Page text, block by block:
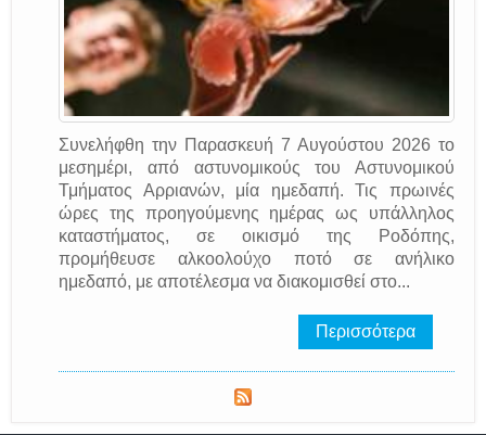
Συνελήφθη την Παρασκευή 7 Αυγούστου 2026 το
μεσημέρι, από αστυνομικούς του Αστυνομικού
Τμήματος Αρριανών, μία ημεδαπή. Τις πρωινές
ώρες της προηγούμενης ημέρας ως υπάλληλος
καταστήματος, σε οικισμό της Ροδόπης,
προμήθευσε αλκοολούχο ποτό σε ανήλικο
ημεδαπό, με αποτέλεσμα να διακομισθεί στο...
Περισσότερα